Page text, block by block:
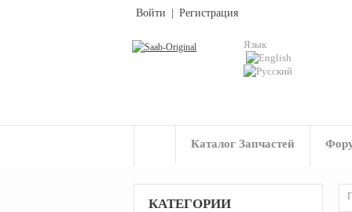
Войти Регистрация
Язык
Каталог Запчастей
КАТЕГОРИИ